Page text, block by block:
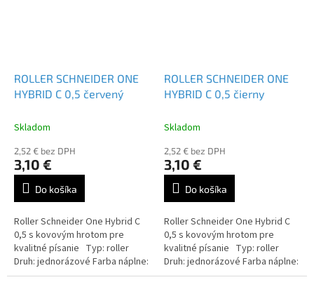
ROLLER SCHNEIDER ONE
HYBRID C 0,5 červený
Skladom
2,52 € bez DPH
3,10 €
Do košíka
Roller Schneider One Hybrid C
0,5 s kovovým hrotom pre
kvalitné písanie Typ: roller
Druh: jednorázové Farba náplne:
čierna / červená / modrá /
ROLLER SCHNEIDER ONE
HYBRID C 0,5 čierny
Skladom
2,52 € bez DPH
3,10 €
Do košíka
Roller Schneider One Hybrid C
0,5 s kovovým hrotom pre
kvalitné písanie Typ: roller
Druh: jednorázové Farba náplne:
čierna / červená / modrá /